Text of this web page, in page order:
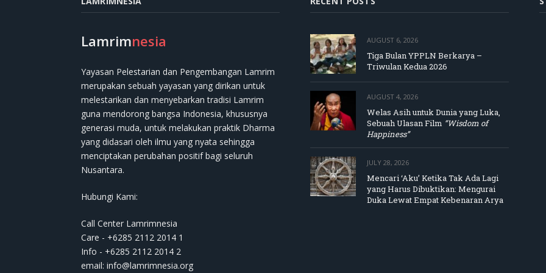
Lamrimnesia
Yayasan Pelestarian dan Pengembangan Lamrim
merupakan sebuah yayasan yang dirikan untuk
melestarikan dan menyebarkan tradisi Lamrim
guna mendorong bangsa Indonesia, khususnya
generasi muda, untuk melakukan praktik Dharma
yang didasari oleh ilmu yang nyata sehingga
menciptakan perubahan positif bagi seluruh
Nusantara.
Hubungi Kami:
Call Center Lamrimnesia
Care - +6285 2112 2014 1
Info - +6285 2112 2014 2
email: info@lamrimnesia.org
AUGUST 6, 2026
Tiga Bulan YPPLN Berkarya –
Triwulan Kedua 2026
AUGUST 4, 2026
Welas Asih untuk Dunia yang Luka,
Sebuah Ulasan Film “Wisdom of
Happiness”
JULY 28, 2026
Mencari ‘Aku’ Ketika Tak Ada Lagi
yang Harus Dibuktikan: Mengurai
Duka Lewat Empat Kebenaran Arya